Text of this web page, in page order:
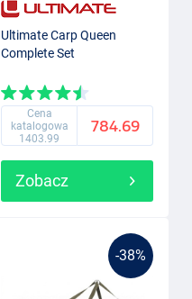
Ultimate Carp Queen
Complete Set
Cena
katalogowa
1403.99
784.69
Zobacz
-38%